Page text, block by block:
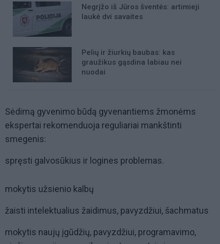
Negrįžo iš Jūros šventės: artimieji
laukė dvi savaites
Pelių ir žiurkių baubas: kas
graužikus gąsdina labiau nei
nuodai
Sėdimą gyvenimo būdą gyvenantiems žmonėms
ekspertai rekomenduoja reguliariai mankštinti
smegenis:
spręsti galvosūkius ir logines problemas.
mokytis užsienio kalbų
žaisti intelektualius žaidimus, pavyzdžiui, šachmatus
mokytis naujų įgūdžių, pavyzdžiui, programavimo,